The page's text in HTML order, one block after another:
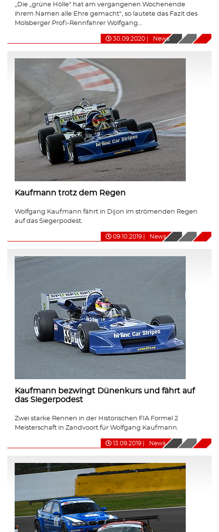
„Die „grüne Hölle“ hat am vergangenen Wochenende
ihrem Namen alle Ehre gemacht“, so lautete das Fazit des
Molsberger Profi-Rennfahrer Wolfgang...
30.09.2020 News
Kaufmann trotz dem Regen
Wolfgang Kaufmann fährt in Dijon im strömenden Regen
auf das Siegerpodest.
09.10.2019 News
Kaufmann bezwingt Dünenkurs und fährt auf
das Siegerpodest
Zwei starke Rennen in der Historischen FIA Formel 2
Meisterschaft in Zandvoort für Wolfgang Kaufmann.
13.09.2019 News